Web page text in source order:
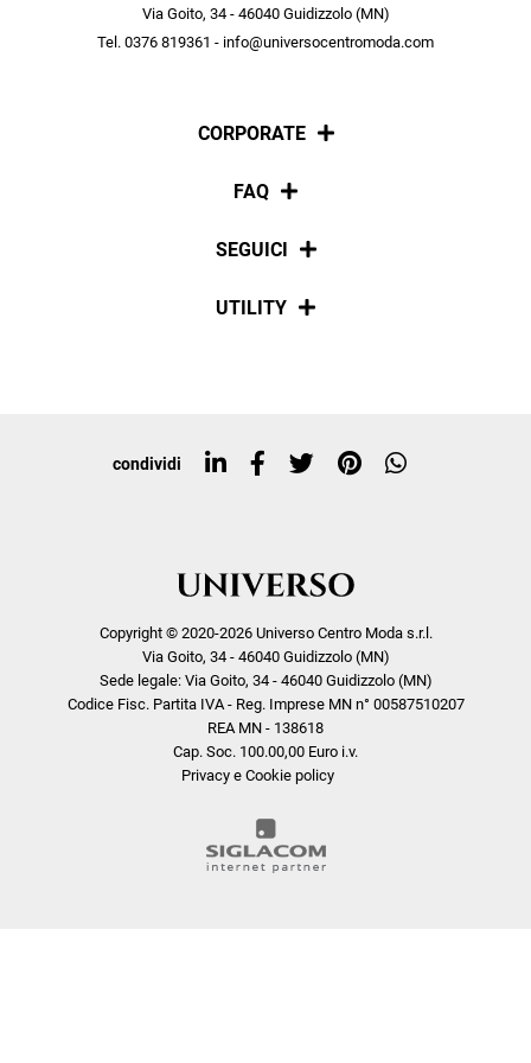
Via Goito, 34 - 46040 Guidizzolo (MN)
Tel. 0376 819361 - info@universocentromoda.com
CORPORATE
Chi siamo
FAQ
Pagamenti
SEGUICI
Social
UTILITY
Top ricerche
condividi
Copyright © 2020-2026 Universo Centro Moda s.r.l.
Via Goito, 34 - 46040 Guidizzolo (MN)
Sede legale: Via Goito, 34 - 46040 Guidizzolo (MN)
Codice Fisc. Partita IVA - Reg. Imprese MN n° 00587510207
REA MN - 138618
Cap. Soc. 100.00,00 Euro i.v.
Privacy e Cookie policy
scopri in anteprima le offerte in esclusiva a te riservate.
ISCRIVITI